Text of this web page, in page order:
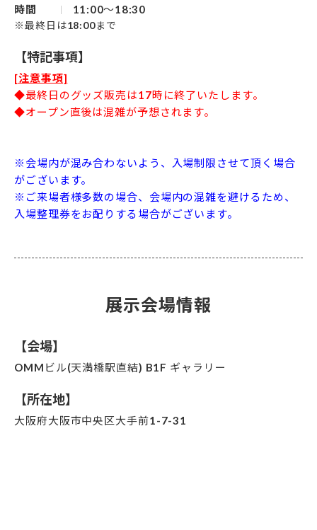
時間 11:00～18:30
※最終日は18:00まで
【特記事項】
[注意事項]
◆最終日のグッズ販売は17時に終了いたします。
◆オープン直後は混雑が予想されます。
※会場内が混み合わないよう、入場制限させて頂く場合
がございます。
※ご来場者様多数の場合、会場内の混雑を避けるため、
入場整理券をお配りする場合がございます。
展示会場情報
【会場】
OMMビル(天満橋駅直結) B1F ギャラリー
【所在地】
大阪府大阪市中央区大手前1-7-31